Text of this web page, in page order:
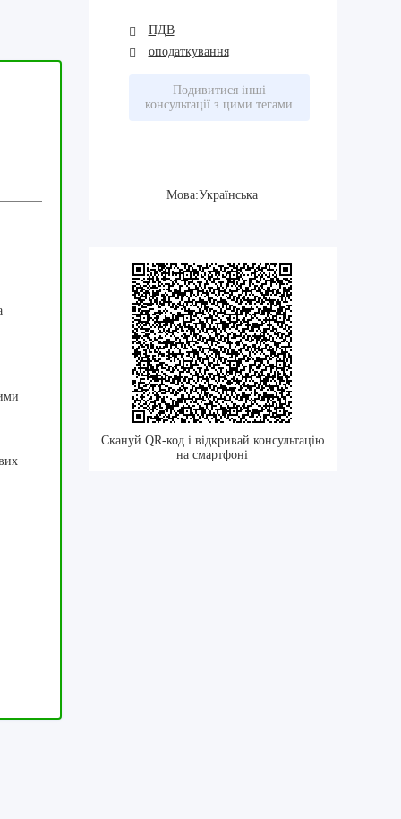
ПДВ
оподаткування
Подивитися інші
консультації з цими тегами
Мова:Українська
Скануй QR-код і відкривай консультацію
на смартфоні